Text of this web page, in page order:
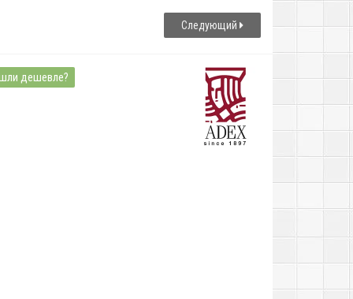
Следующий
дешевле?